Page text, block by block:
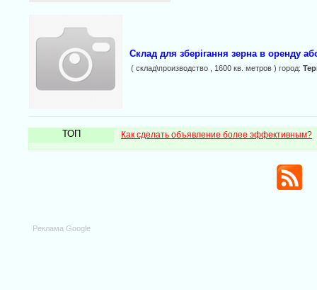
Склад для зберігання зерна в оренду
( склад\производство , 1600 кв. метров ) город:
ТОП Как сделать объявление более эффективным?
Реклама Google